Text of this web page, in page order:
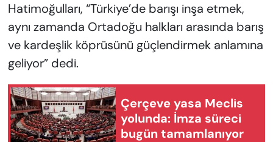
Hatimoğulları, “Türkiye’de barışı inşa etmek,
aynı zamanda Ortadoğu halkları arasında barış
ve kardeşlik köprüsünü güçlendirmek anlamına
geliyor” dedi.
Çerçeve yasa Meclis
yolunda: İmza süreci
bugün tamamlanıyor